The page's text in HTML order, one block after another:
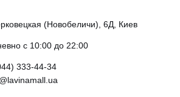
(Новобеличи), 6Д, Киев
с 10:00 до 22:00
333-44-34